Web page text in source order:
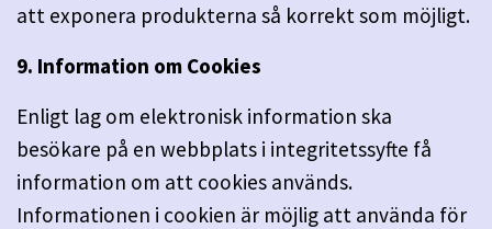
att exponera produkterna så korrekt som möjligt.
9. Information om Cookies
Enligt lag om elektronisk information ska
besökare på en webbplats i integritetssyfte få
information om att cookies används.
Informationen i cookien är möjlig att använda för